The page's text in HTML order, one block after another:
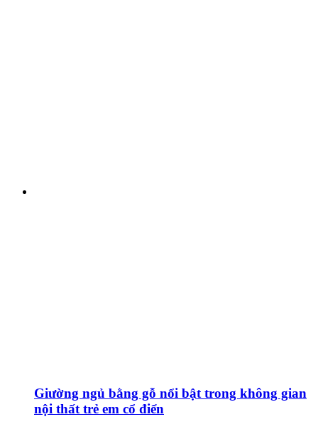
Giường ngủ bằng gỗ nổi bật trong không gian
nội thất trẻ em cổ điển